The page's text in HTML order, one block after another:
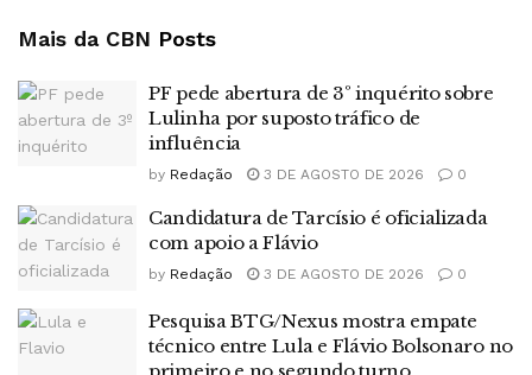
Mais da CBN Posts
PF pede abertura de 3º inquérito sobre
Lulinha por suposto tráfico de
influência
by Redação 3 DE AGOSTO DE 2026 0
Candidatura de Tarcísio é oficializada
com apoio a Flávio
by Redação 3 DE AGOSTO DE 2026 0
Pesquisa BTG/Nexus mostra empate
técnico entre Lula e Flávio Bolsonaro no